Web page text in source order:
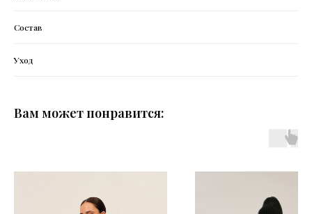
Состав
Уход
Вам может понравится: